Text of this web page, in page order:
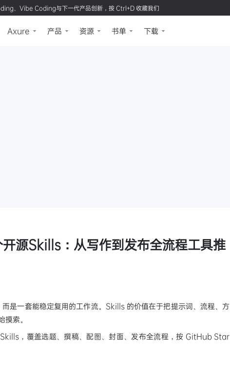
、Vibe Coding与下一代产品创新，按 Ctrl+D 收藏我们
Axure 产品 资源 书单 下载
源Skills：从写作到发布全流程工具推
是一套能稳定复用的工作流。Skills 的价值在于把提示词、流程、方
索。
，覆盖选题、撰稿、配图、封面、发布全流程，按 GitHub Star